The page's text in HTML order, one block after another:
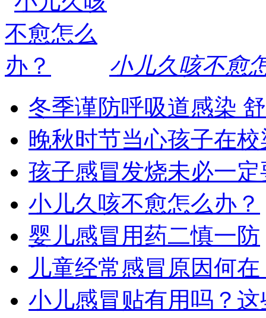
小儿久咳不愈
冬季谨防呼吸道感染
晚秋时节当心孩子在
孩子感冒发烧未必一
小儿久咳不愈怎么办？
婴儿感冒用药二慎一防
儿童经常感冒原因何
小儿感冒贴有用吗？